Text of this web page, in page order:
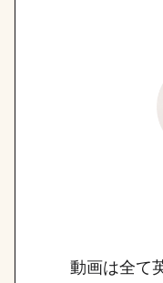
動画は全て